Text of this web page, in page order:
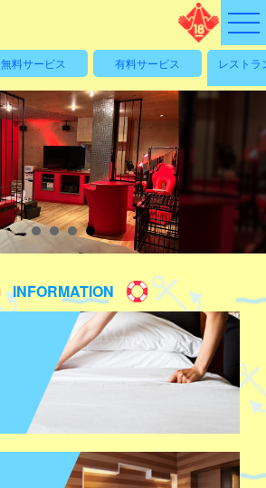
無料サービス 有料サービス
レストラ
ス
INFORMATION